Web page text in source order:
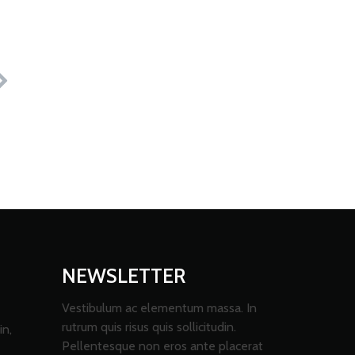
NEWSLETTER
Vestibulum ac elementum massa. In
rutrum quis risus quis sollicitudin.
Pellentesque non eros ante placerat